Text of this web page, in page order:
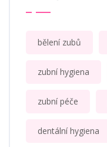
bělení zubů
zubní hygiena
zubní péče
dentální hygiena